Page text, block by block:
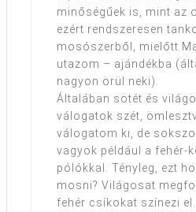
minőségűek is, mint az
ezért rendszeresen
mosószerből, mielőtt
utazom – ajándékba
nagyon örül neki).
Általában sötét és
válogatok szét,
válogatom ki, de
vagyok például a fehér-
pólókkal. Tényleg, ezt
mosni? Világosat
fehér csíkokat színezi